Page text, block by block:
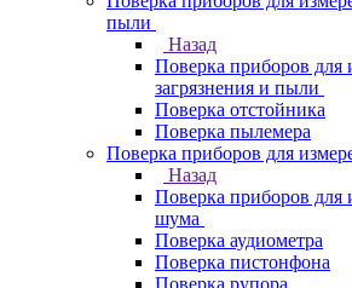
пыли
Назад
Поверка приборов для
загрязнения и пыли
Поверка отстойника
Поверка пылемера
Поверка приборов для
Назад
Поверка приборов для
шума
Поверка аудиометра
Поверка пистонфона
Поверка рупора